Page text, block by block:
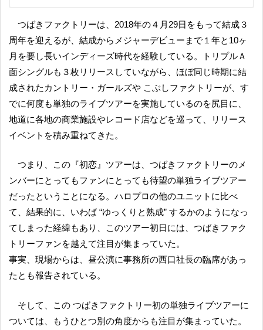
つばきファクトリーは、2018年の４月29日をもって結成３
周年を迎えるが、結成からメジャーデビューまで１年と10ヶ
月を要し長いインディーズ時代を経験している。トリプルＡ
面シングルも３枚リリースしていながら、ほぼ同じ時期に結
成されたカントリー・ガールズや こぶしファクトリーが、す
でに何度も単独のライブツアーを実施しているのを尻目に、
地道に各地の商業施設やレコード店などを巡って、リリース
イベントを積み重ねてきた。
つまり、この『初恋』ツアーは、つばきファクトリーのメ
ンバーにとってもファンにとっても待望の単独ライブツアー
だったということになる。ハロプロの他のユニットに比べ
て、結果的に、いわば “ゆっくりと熟成” するかのようになっ
てしまった経緯もあり、このツアー初日には、つばきファク
トリーファンを越えて注目が集まっていた。
事実、現場からは、昼公演に事務所の西口社長の臨席があっ
たとも報告されている。
そして、この つばきファクトリー初の単独ライブツアーに
ついては、もうひとつ別の角度からも注目が集まっていた。